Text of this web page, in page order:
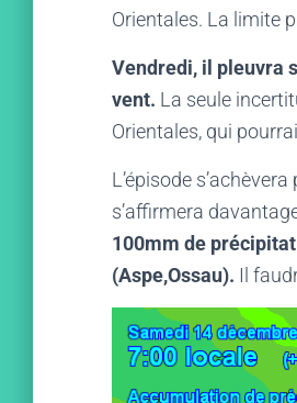
Orientales. La limite
Vendredi, il pleuvra
vent. La seule
Orientales, qui
L’épisode
s’affirmera
100mm de
(Aspe,Ossau). Il